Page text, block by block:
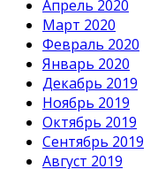
Апрель 2020
Март 2020
Февраль 2020
Январь 2020
Декабрь 2019
Ноябрь 2019
Октябрь 2019
Сентябрь 2019
Август 2019